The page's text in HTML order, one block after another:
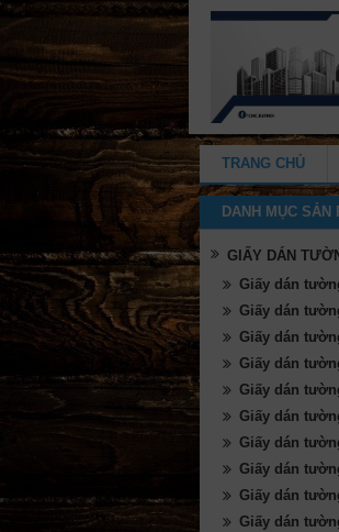
TRANG CHỦ
DANH MỤC SẢN
GIẤY DÁN
Giấy dán
Giấy dán
Giấy dán
Giấy dán
Giấy dán
Giấy dán
Giấy dán
Giấy dán
Giấy dán
Giấy dán